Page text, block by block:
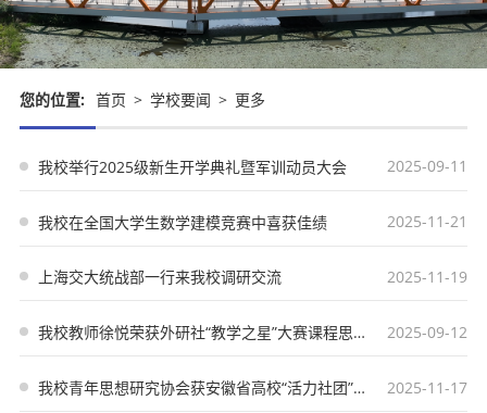
您的位置: 首页 > 学校要闻 > 更多
我校举行2025级新生开学典礼暨军训动员大会 2025-09-11
我校在全国大学生数学建模竞赛中喜获佳绩 2025-11-21
上海交大统战部一行来我校调研交流 2025-11-19
我校教师徐悦荣获外研社“教学之星”大赛课程思政案例专项赛特等奖 2025-09-12
我校青年思想研究协会获安徽省高校“活力社团”荣誉称号 2025-11-17